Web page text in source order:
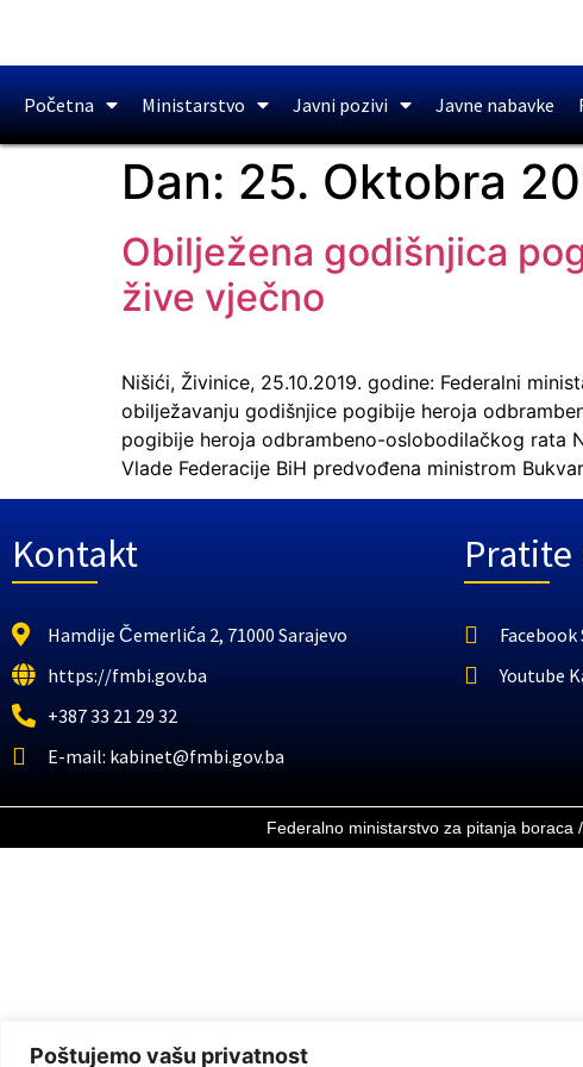
Poštujemo vašu privatnost
Početna Ministarstvo Javni pozivi Javne nabavke
Dan: 25. Oktobra
Obilježena godišnjica
žive vječno
Nišići, Živinice, 25.10.2019. godine: Federalni
obilježavanju godišnjice pogibije heroja
pogibije heroja odbrambeno-oslobodilačkog rata
Vlade Federacije BiH predvođena ministrom
Kontakt
Hamdije Čemerlića 2, 71000 Sarajevo
https://fmbi.gov.ba
+387 33 21 29 32
E-mail: kabinet@fmbi.gov.ba
Pratite
Youtube
Federalno ministarstvo za pitanja